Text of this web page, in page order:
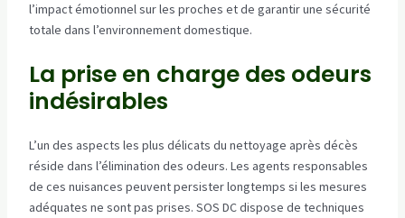
l’impact émotionnel sur les proches et de garantir une sécurité
totale dans l’environnement domestique.
La prise en charge des odeurs
indésirables
L’un des aspects les plus délicats du nettoyage après décès
réside dans l’élimination des odeurs. Les agents responsables
de ces nuisances peuvent persister longtemps si les mesures
adéquates ne sont pas prises. SOS DC dispose de techniques